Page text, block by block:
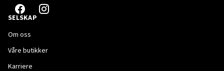
SELSKAP
Om oss
Våre butikker
Karriere